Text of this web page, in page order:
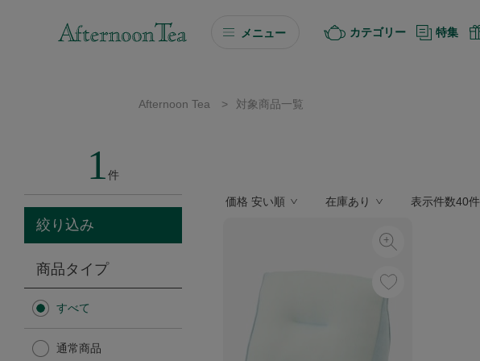
メニュー
ソーシャルギフト
カタログギフト
Afternoon Tea TEAROOM
カテゴリー 特集
Afternoon Tea > 対象商品一覧
1件
絞り込み
商品タイプ
すべて
通常商品
価格 安い順 在庫あり 表示件数40件